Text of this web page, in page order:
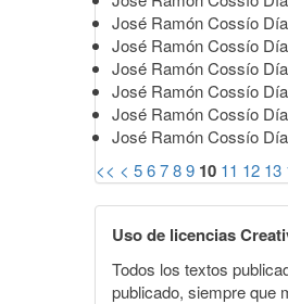
José Ramón Cossío
José Ramón Cossío
José Ramón Cossío
José Ramón Cossío
José Ramón Cossío
José Ramón Cossío
<< < 56789 10 11 12 13
Uso de licencias
Todos los textos
publicado, siempre que